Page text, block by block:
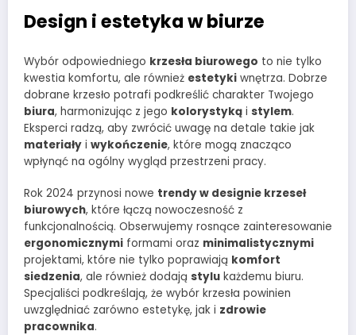
Design i estetyka w biurze
Wybór odpowiedniego krzesła biurowego to nie tylko
kwestia komfortu, ale również estetyki wnętrza. Dobrze
dobrane krzesło potrafi podkreślić charakter Twojego
biura, harmonizując z jego kolorystyką i stylem.
Eksperci radzą, aby zwrócić uwagę na detale takie jak
materiały i wykończenie, które mogą znacząco
wpłynąć na ogólny wygląd przestrzeni pracy.
Rok 2024 przynosi nowe trendy w designie krzeseł
biurowych, które łączą nowoczesność z
funkcjonalnością. Obserwujemy rosnące zainteresowanie
ergonomicznymi formami oraz minimalistycznymi
projektami, które nie tylko poprawiają komfort
siedzenia, ale również dodają stylu każdemu biuru.
Specjaliści podkreślają, że wybór krzesła powinien
uwzględniać zarówno estetykę, jak i zdrowie
pracownika.